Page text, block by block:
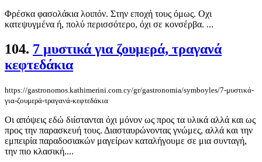
Φρέσκα φασολάκια λοιπόν. Στην εποχή τους όμως. Οχι
κατεψυγμένα ή, πολύ περισσότερο, όχι σε κονσέρβα. ...
104. 7 μυστικά για ζουμερά, τραγανά
κεφτεδάκια
https://gastronomos.kathimerini.com.cy/gr/gastronomia/symboyles/7-μυστικά-
για-ζουμερά-τραγανά-κεφτεδάκια
Οι απόψεις εδώ διίστανται όχι μόνον ως προς τα υλικά αλλά και ως
προς την παρασκευή τους. Διασταυρώνοντας γνώμες, αλλά και την
εμπειρία παραδοσιακών μαγείρων καταλήγουμε σε μια συνταγή,
την πιο κλασική....